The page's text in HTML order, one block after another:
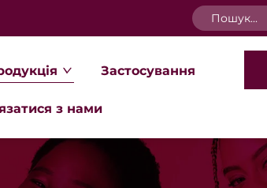
Застосування
з нами